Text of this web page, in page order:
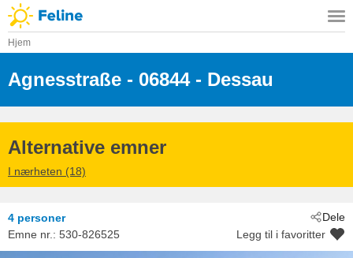
Hjem
Agnesstraße - 06844 - Dessau
Alternative emner
I nærheten (18)
Dele
4 personer
Emne nr.: 530-826525 Legg til i favoritter